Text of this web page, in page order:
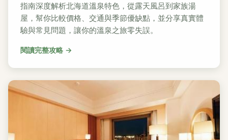
指南深度解析北海道溫泉特色，從露天風呂到家族湯
屋，幫你比較價格、交通與季節優缺點，並分享真實體
驗與常見問題，讓你的溫泉之旅零失誤。
閱讀完整攻略 →